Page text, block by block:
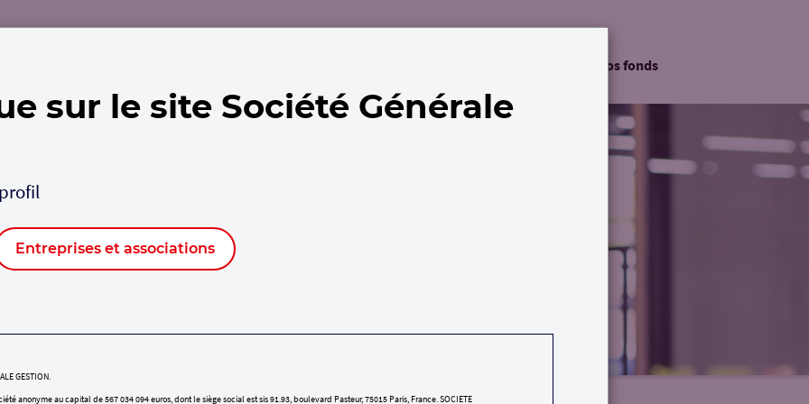
Nos fonds
sur le site Société Générale
Entreprises et associations
GESTION.
anonyme au capital de 567 034 094 euros, dont le siège social est sis 91.93, boulevard Pasteur, 75015 Paris, France. SOCIETE